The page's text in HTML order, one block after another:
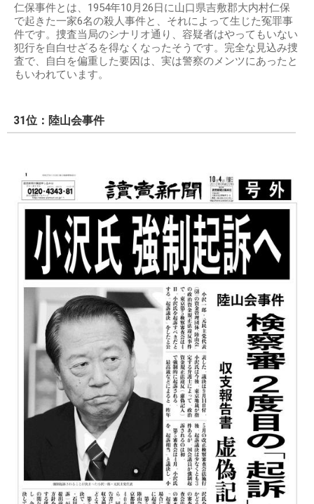
仁保事件とは、1954年10月26日に山口県吉敷郡大内村仁保
で起きた一家6名の殺人事件と、それによって生じた冤罪事
件です。捜査当局のシナリオ通り、容疑者はやってもいない
犯行を自白せざるを得なくなったそうです。完全な見込み捜
査で、自白を偏重した要因は、実は警察のメンツにあったと
もいわれています。
31位：陸山会事件